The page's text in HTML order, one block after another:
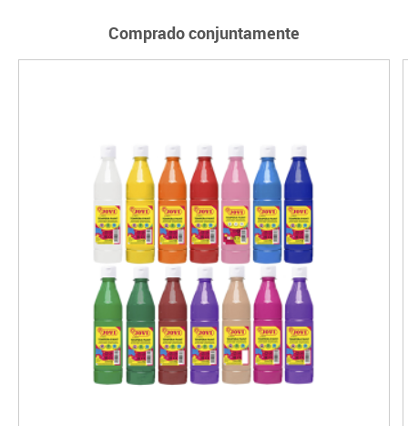
Comprado conjuntamente